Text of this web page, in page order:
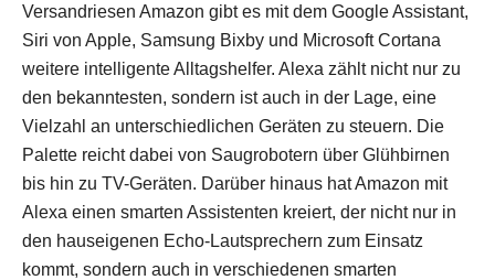
Versandriesen Amazon gibt es mit dem Google Assistant,
Siri von Apple, Samsung Bixby und Microsoft Cortana
weitere intelligente Alltagshelfer. Alexa zählt nicht nur zu
den bekanntesten, sondern ist auch in der Lage, eine
Vielzahl an unterschiedlichen Geräten zu steuern. Die
Palette reicht dabei von Saugrobotern über Glühbirnen
bis hin zu TV-Geräten. Darüber hinaus hat Amazon mit
Alexa einen smarten Assistenten kreiert, der nicht nur in
den hauseigenen Echo-Lautsprechern zum Einsatz
kommt, sondern auch in verschiedenen smarten